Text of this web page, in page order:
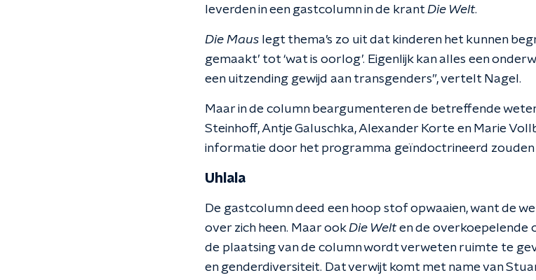
leverden in een gastcolumn in de krant Die Welt.
Die Maus legt thema’s zo uit dat kinderen het kunnen
gemaakt’ tot ‘wat is oorlog’. Eigenlijk kan alles een
een uitzending gewijd aan transgenders”, vertelt Nagel.
Maar in de column beargumenteren de betreffende
Steinhoff, Antje Galuschka, Alexander Korte en Marie
informatie door het programma geïndoctrineerd zouden
Uhlala
De gastcolumn deed een hoop stof opwaaien, want de
over zich heen. Maar ookDie Welten de overkoepelende
de plaatsing van de column wordt verweten ruimte te
en genderdiversiteit. Dat verwijt komt met name van